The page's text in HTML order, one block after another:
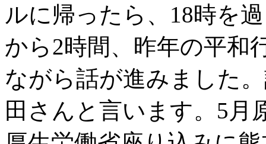
ルに帰ったら、18時を
から2時間、昨年の平和
ながら話が進みました
田さんと言います。5月